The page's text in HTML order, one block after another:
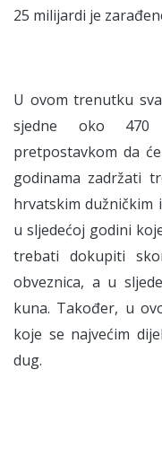
25 milijardi je
U ovom trenutku
sjedne oko 470
pretpostavkom da
godinama zadržati
hrvatskim dužničkim
u sljedećoj godini
trebati dokupiti
obveznica, a u
kuna. Također, u
koje se najvećim
dug.